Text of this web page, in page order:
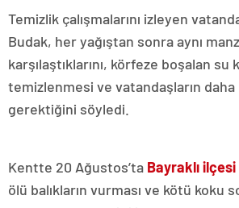
Temizlik çalışmalarını izleyen
Budak, her yağıştan sonra aynı
karşılaştıklarını, körfeze boşalan su
temizlenmesi ve vatandaşların daha
gerektiğini söyledi.
Kentte 20 Ağustos’ta Bayraklı
ölü balıkların vurması ve kötü koku